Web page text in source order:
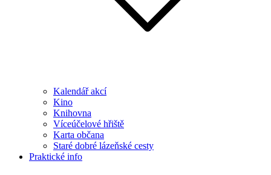
Kalendář akcí
Kino
Knihovna
Víceúčelové hřiště
Karta občana
Staré dobré lázeňské cesty
Praktické info